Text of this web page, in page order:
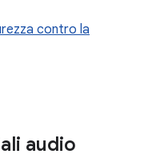
contro la
audio